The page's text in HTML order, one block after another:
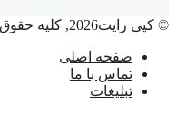
© کپی رایت2026, کلیه حقوق برای آکس مگ محفوظ است.
صفحه اصلی
تماس با ما
تبلیغات